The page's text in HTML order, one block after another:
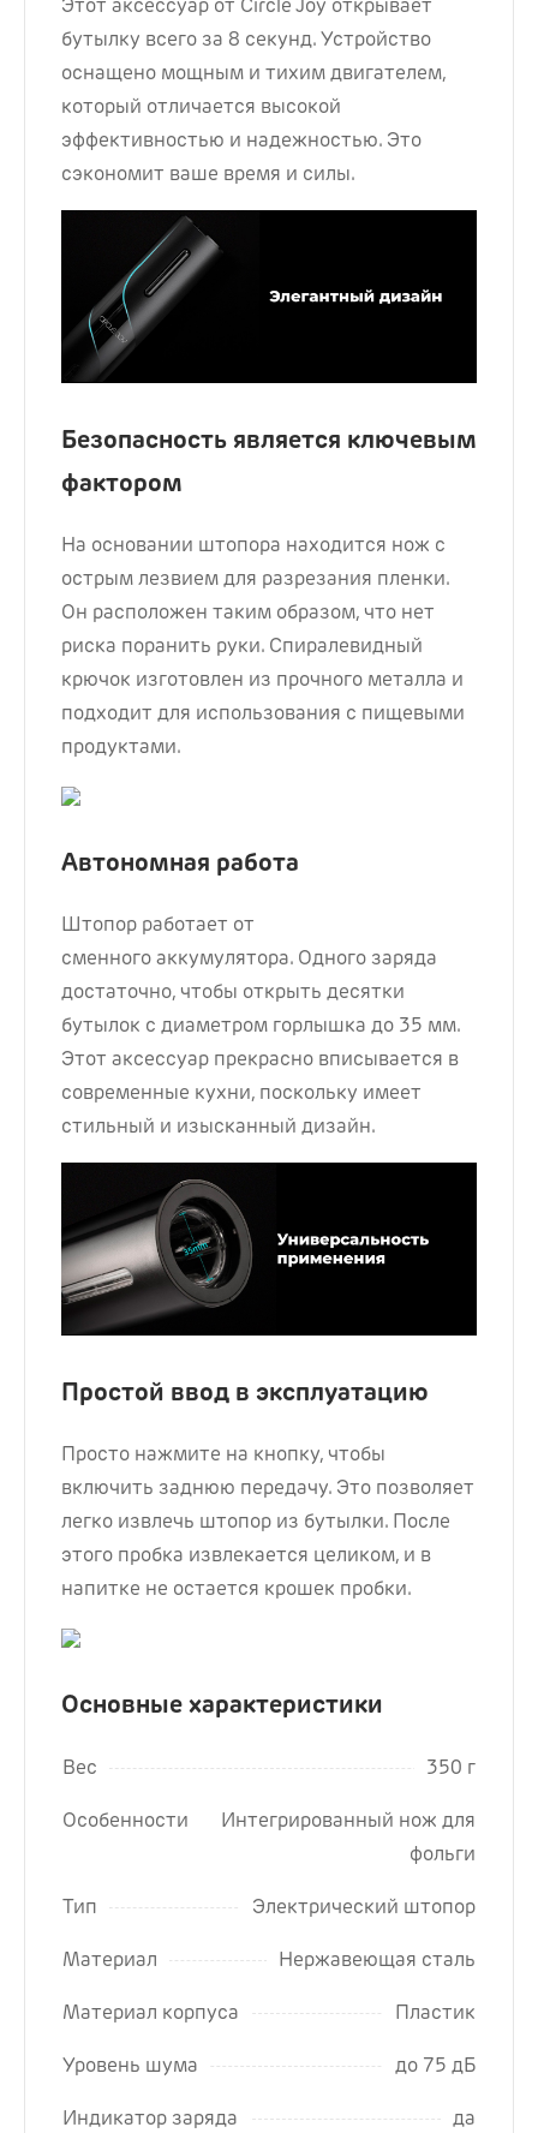
Этот аксессуар от Circle Joy открывает
бутылку всего за 8 секунд. Устройство
оснащено мощным и тихим двигателем,
который отличается высокой
эффективностью и надежностью. Это
сэкономит ваше время и силы.
Безопасность является ключевым
фактором
На основании штопора находится нож с
острым лезвием для разрезания пленки.
Он расположен таким образом, что нет
риска поранить руки. Спиралевидный
крючок изготовлен из прочного металла и
подходит для использования с пищевыми
продуктами.
Автономная работа
Штопор работает от
сменного аккумулятора. Одного заряда
достаточно, чтобы открыть десятки
бутылок с диаметром горлышка до 35 мм.
Этот аксессуар прекрасно вписывается в
современные кухни, поскольку имеет
стильный и изысканный дизайн.
Простой ввод в эксплуатацию
Просто нажмите на кнопку, чтобы
включить заднюю передачу. Это позволяет
легко извлечь штопор из бутылки. После
этого пробка извлекается целиком, и в
напитке не остается крошек пробки.
Основные характеристики
Вес 350 г
Особенности
Интегрированный нож для
фольги
Тип Электрический штопор
Материал Нержавеющая сталь
Материал корпуса Пластик
Уровень шума до 75 дБ
Индикатор заряда да